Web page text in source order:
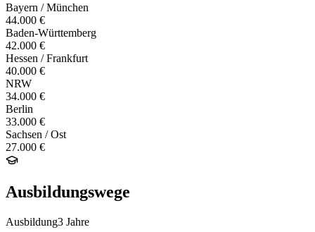
Bayern / München
44.000 €
Baden-Württemberg
42.000 €
Hessen / Frankfurt
40.000 €
NRW
34.000 €
Berlin
33.000 €
Sachsen / Ost
27.000 €
Ausbildungswege
Ausbildung3 Jahre